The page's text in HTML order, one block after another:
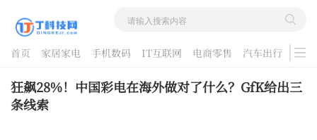
首页 家居家电 手机数码 IT互联网 电商零售 汽车出行
游戏
酷品评测
狂飙28%！中国彩电在海外做对了什么？GfK给出三
条线索